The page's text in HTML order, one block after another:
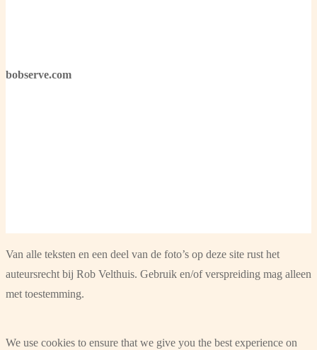
bobserve.com
Van alle teksten en een deel van de foto’s op deze site rust het
auteursrecht bij Rob Velthuis. Gebruik en/of verspreiding mag alleen
met toestemming.
We use cookies to ensure that we give you the best experience on